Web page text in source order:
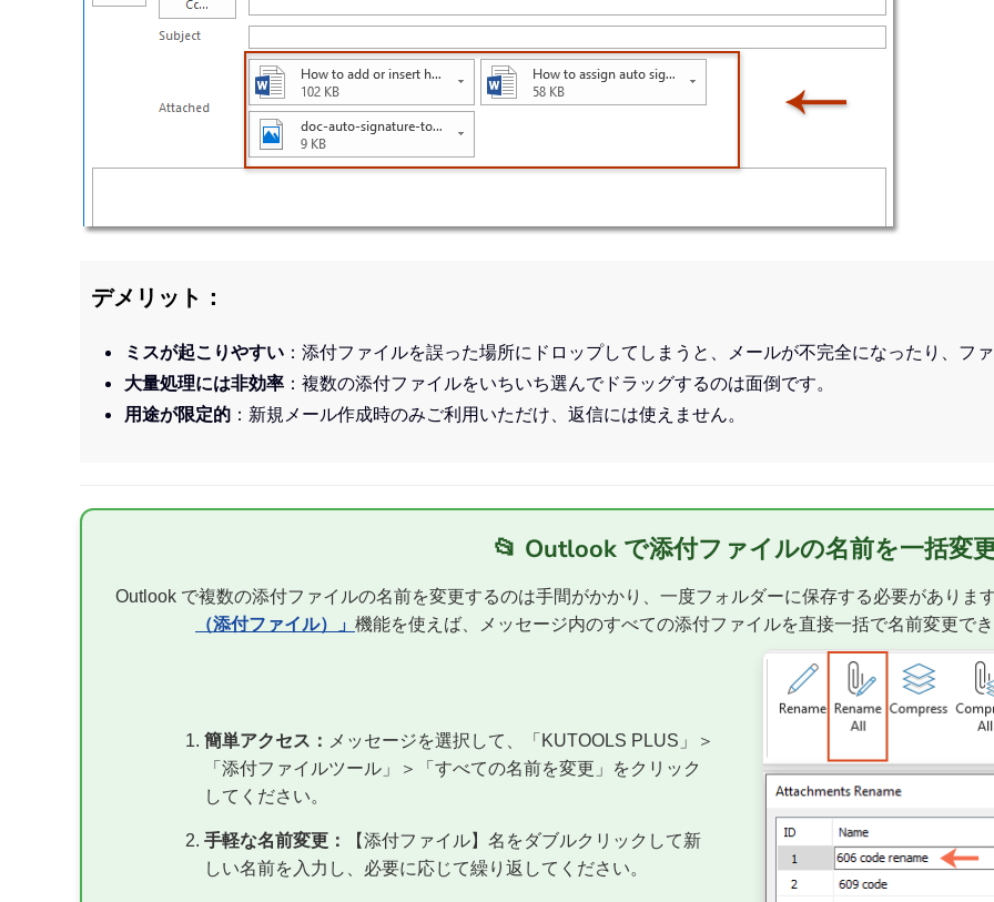
デメリット：
ミスが起こりやすい ：添付ファイルを誤った場所にドロップしてしまうと、メールが不完全になったり、フ
大量処理には非効率 ：複数の添付ファイルをいちいち選んでドラッグするのは面倒です。
用途が限定的 ：新規メール作成時のみご利用いただけ、返信には使えません。
📂 Outlook で添付ファイルの名前を一括変
Outlook で複数の添付ファイルの名前を変更するのは手間がかかり、一度フォルダーに保存する必要があります
（添付ファイル）」 機能を使えば、メッセージ内のすべての添付ファイルを直接一括で名前変更で
簡単アクセス： メッセージを選択して、「KUTOOLS PLUS」＞
「添付ファイルツール」＞「すべての名前を変更」をクリック
してください。
手軽な名前変更：
【添付ファイル】名をダブルクリックして新
しい名前を入力し、必要に応じて繰り返してください。